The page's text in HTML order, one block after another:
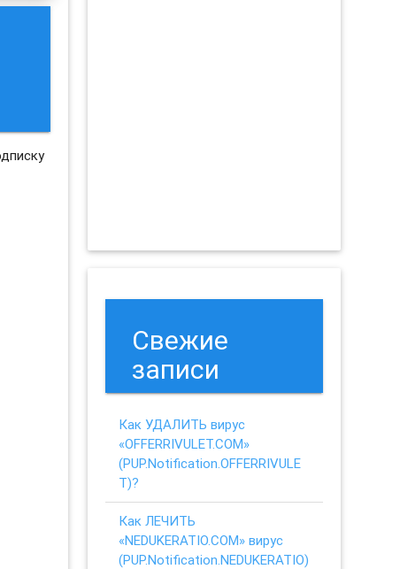
Свежие
записи
Как УДАЛИТЬ вирус
«OFFERRIVULET.COM»
(PUP.Notification.OFFERRIVULE
T)?
Как ЛЕЧИТЬ
«NEDUKERATIO.COM» вирус
(PUP.Notification.NEDUKERATIO)